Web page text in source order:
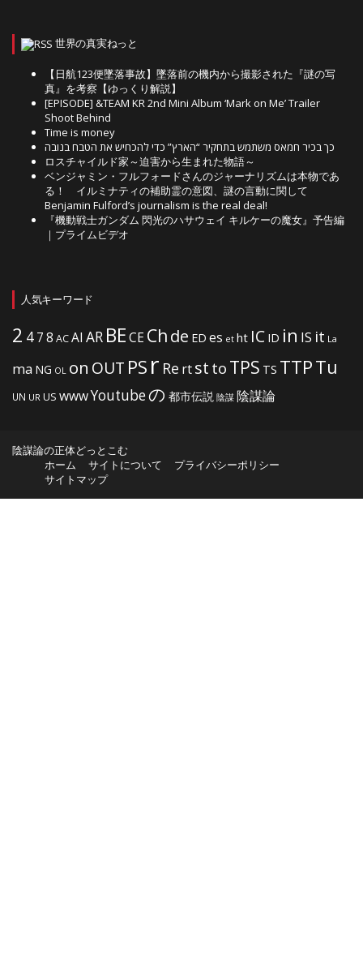
世界の真実ねっと
【日航123便墜落事故】墜落前の機内から撮影された『謎の写
真』を考察【ゆっくり解説】
[EPISODE] &TEAM KR 2nd Mini Album ‘Mark on Me’ Trailer
Shoot Behind
Time is money
כך בכיר חמאס משתמש בתחקיר “הארץ” כדי להכחיש את הטבח בנובה
ロスチャイルド家～迫害から生まれた物語～
ベンジャミン・フルフォードさんのジャーナリズムは本物であ
る！ イルミナティの補助霊の意図、謎の言動に関して
Benjamin Fulford’s journalism is the real deal!
『機動戦士ガンダム 閃光のハサウェイ キルケーの魔女』予告編
｜プライムビデオ
人気キーワード
2 478 ACAI AR BECE Chde ED es et ht IC ID in IS it La
ma NG OL on OUT PSr Re rtsttoTPS TS TTPTu
UN UR US wwwYoutubeの 都市伝説 陰謀 陰謀論
陰謀論の正体どっとこむ
ホーム
サイトについて
プライバシーポリシー
サイトマップ